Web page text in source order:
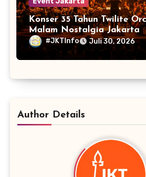
Konser 35 Tahun Twilite
Malam Nostalgia Jakarta
#JKTInfo Juli 30, 2026
Author Details